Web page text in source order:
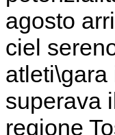
agosto
ciel
superava
regione